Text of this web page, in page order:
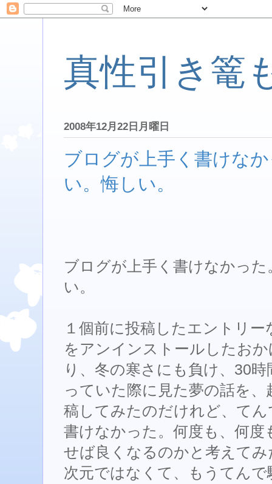
真性引き篭
2008年12月22日月曜日
ブログが上手く書けな
い。悔しい。
ブログが上手く書けなかっ
い。
１個前に投稿したエントリ
をアンインストールしたお
り、冬の寒さにも負け、30
っていた際に見た夢の話を
稿してみたのだけれど、て
書けなかった。何度も、何
せば良くなるのかと考えて
次元ではなくて、もうてん